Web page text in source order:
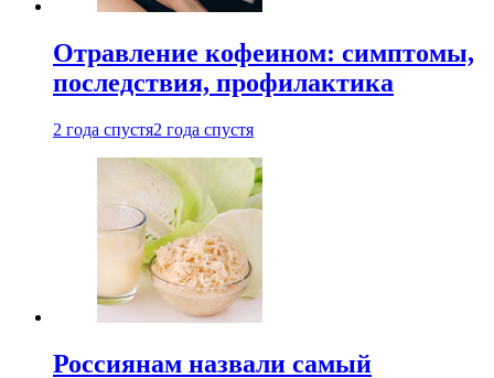
Отравление кофеином: симптомы,
последствия, профилактика
2 года спустя2 года спустя
Россиянам назвали самый